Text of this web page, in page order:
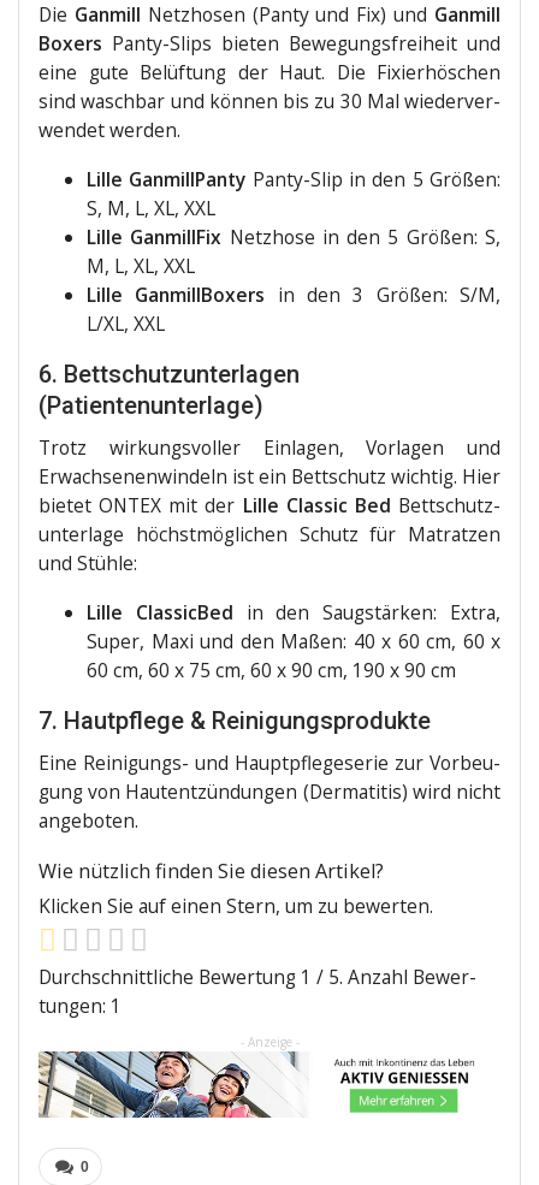
Die Gan­mill Netz­ho­sen (Pan­ty und Fix) und Gan­mill
Boxers Pan­ty-Slips bie­ten Bewe­gungs­frei­heit und
eine gute Belüf­tung der Haut. Die Fixier­hös­chen
sind wasch­bar und kön­nen bis zu 30 Mal wie­der­ver­
wen­det werden.
Lil­le Gan­mill­Pan­ty Pan­ty-Slip in den 5 Grö­ßen:
S, M, L, XL, XXL
Lil­le Gan­mill­Fix Netz­ho­se in den 5 Grö­ßen: S,
M, L, XL, XXL
Lil­le Gan­mill­Bo­xers in den 3 Grö­ßen: S/M,
L/XL, XXL
6. Bettschutzunterlagen
(Patientenunterlage)
Trotz wir­kungs­vol­ler Ein­la­gen, Vor­la­gen und
Erwach­se­nen­win­deln ist ein Bett­schutz wich­tig. Hier
bie­tet ONTEX mit der Lil­le Clas­sic Bed Bett­schutz­
un­ter­la­ge höchst­mög­li­chen Schutz für Matrat­zen
und Stühle:
Lil­le Clas­si­c­Bed in den Saug­stär­ken: Extra,
Super, Maxi und den Maßen: 40 x 60 cm, 60 x
60 cm, 60 x 75 cm, 60 x 90 cm, 190 x 90 cm
7. Hautpflege & Reinigungsprodukte
Eine Rei­ni­gungs- und Haupt­pfle­ge­se­rie zur Vor­beu­
gung von Haut­ent­zün­dun­gen (Der­ma­ti­tis) wird nicht
angeboten.
Wie nütz­lich fin­den Sie die­sen Artikel?
Kli­cken Sie auf einen Stern, um zu bewerten.
Durch­schnitt­li­che Bewer­tung 1 / 5. Anzahl Bewer­
tun­gen: 1
- Anzeige -
0